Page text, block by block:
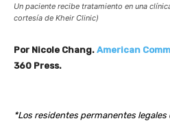
Un paciente recibe tratamiento en una
cortesía de Kheir Clinic)
Por Nicole Chang. American
360 Press.
*Los residentes permanentes